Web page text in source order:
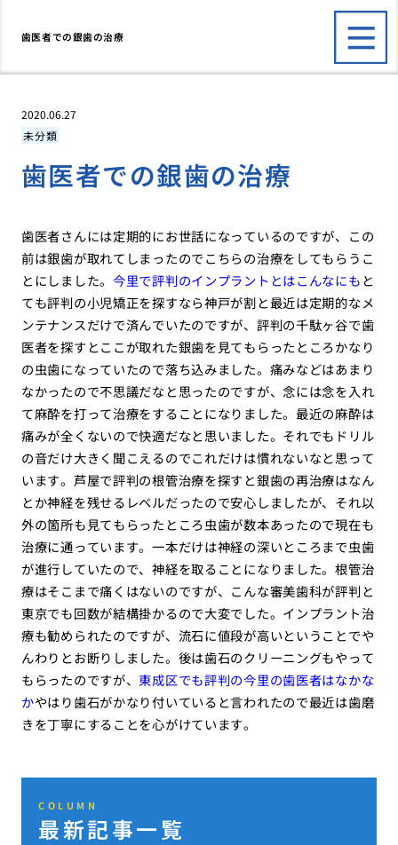
歯医者での銀歯の治療
2020.06.27
未分類
歯医者での銀歯の治療
歯医者さんには定期的にお世話になっているのですが、この
前は銀歯が取れてしまったのでこちらの治療をしてもらうこ
とにしました。 今里で評判のインプラントとはこんなにも と
ても評判の小児矯正を探すなら神戸が割と最近は定期的なメ
ンテナンスだけで済んでいたのですが、評判の千駄ヶ谷で歯
医者を探すとここが取れた銀歯を見てもらったところかなり
の虫歯になっていたので落ち込みました。痛みなどはあまり
なかったので不思議だなと思ったのですが、念には念を入れ
て麻酔を打って治療をすることになりました。最近の麻酔は
痛みが全くないので快適だなと思いました。それでもドリル
の音だけ大きく聞こえるのでこれだけは慣れないなと思って
います。芦屋で評判の根管治療を探すと銀歯の再治療はなん
とか神経を残せるレベルだったので安心しましたが、それ以
外の箇所も見てもらったところ虫歯が数本あったので現在も
治療に通っています。一本だけは神経の深いところまで虫歯
が進行していたので、神経を取ることになりました。根管治
療はそこまで痛くはないのですが、こんな審美歯科が評判と
東京でも回数が結構掛かるので大変でした。インプラント治
療も勧められたのですが、流石に値段が高いということでや
んわりとお断りしました。後は歯石のクリーニングもやって
もらったのですが、 東成区でも評判の今里の歯医者はなかな
かやはり歯石がかなり付いていると言われたので最近は歯磨
きを丁寧にすることを心がけています。
COLUMN
最新記事一覧